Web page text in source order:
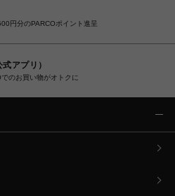
円分のPARCOポイント進呈
アプリ）
のお買い物がオトクに